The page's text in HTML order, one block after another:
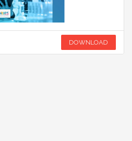
DOWNLOAD